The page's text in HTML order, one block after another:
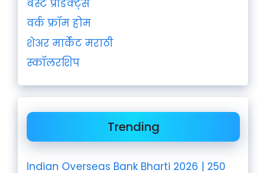
बेस्ट प्रॉडक्ट्स
वर्क फ्रॉम होम
शेअर मार्केट मराठी
स्कॉलरशिप
Trending
Indian Overseas Bank Bharti 2026 | 250